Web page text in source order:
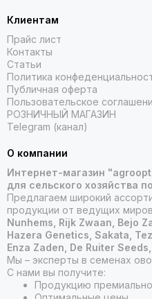
Клиентам
Прайс лист
Контакты
Статьи
Политика
Публичная оферта
Пользовательское
РОЗНИЧНЫЙ МАГАЗИН
Telegram (канал)
О компании
Интернет-магазин
для сельского хозяйства
Предлагаем широкий
продукции от ведущих
Nunhems, Rijk Zwaan, Bejo
Hazera Genetics, Sakata,
Enza Zaden, De Ruiter
Мы – эксперты в семенах
С нами вы получите:
Продукцию